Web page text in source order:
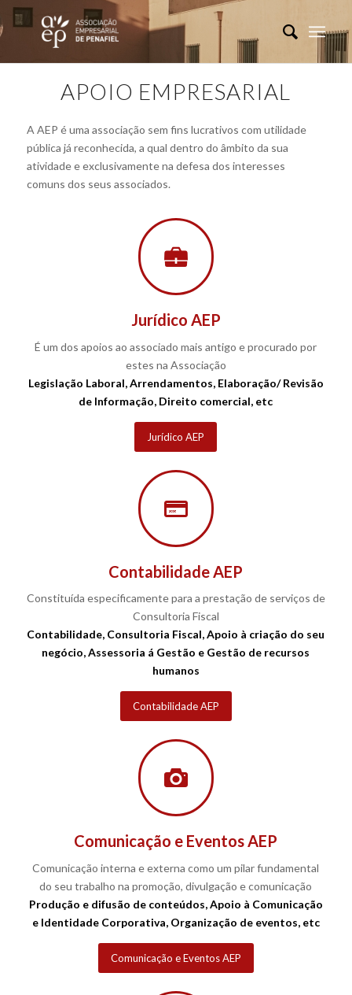
APOIO EMPRESARIAL
A AEP é uma associação sem fins lucrativos com utilidade
pública já reconhecida, a qual dentro do âmbito da sua
atividade e exclusivamente na defesa dos interesses
comuns dos seus associados.
Jurídico AEP
É um dos apoios ao associado mais antigo e procurado por
estes na Associação
Legislação Laboral, Arrendamentos, Elaboração/ Revisão
de Informação, Direito comercial, etc
Jurídico AEP
Contabilidade AEP
Constituída especificamente para a prestação de serviços de
Consultoria Fiscal
Contabilidade, Consultoria Fiscal, Apoio à criação do seu
negócio, Assessoria á Gestão e Gestão de recursos
humanos
Contabilidade AEP
Comunicação e Eventos AEP
Comunicação interna e externa como um pilar fundamental
do seu trabalho na promoção, divulgação e comunicação
Produção e difusão de conteúdos, Apoio à Comunicação
e Identidade Corporativa, Organização de eventos, etc
Comunicação e Eventos AEP